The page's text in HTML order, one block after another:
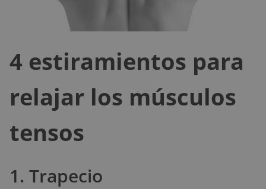
4 estiramientos para
relajar los músculos
tensos
1. Trapecio